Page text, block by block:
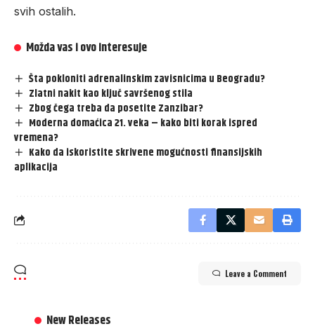
svih ostalih.
Možda vas i ovo interesuje
Šta pokloniti adrenalinskim zavisnicima u Beogradu?
Zlatni nakit kao ključ savršenog stila
Zbog čega treba da posetite Zanzibar?
Moderna domaćica 21. veka – kako biti korak ispred
vremena?
Kako da iskoristite skrivene mogućnosti finansijskih
aplikacija
Leave a Comment
New Releases